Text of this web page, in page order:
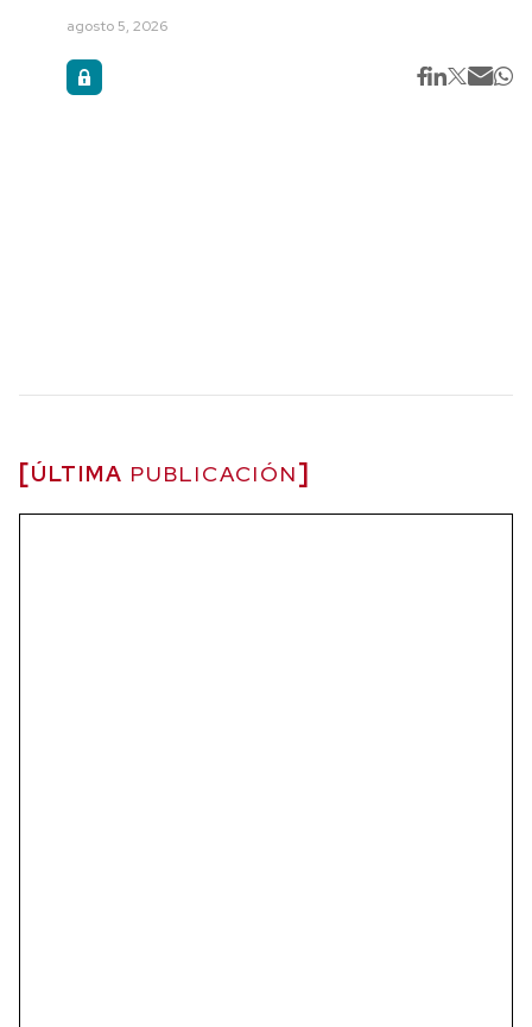
agosto 5, 2026
ÚLTIMA PUBLICACIÓN